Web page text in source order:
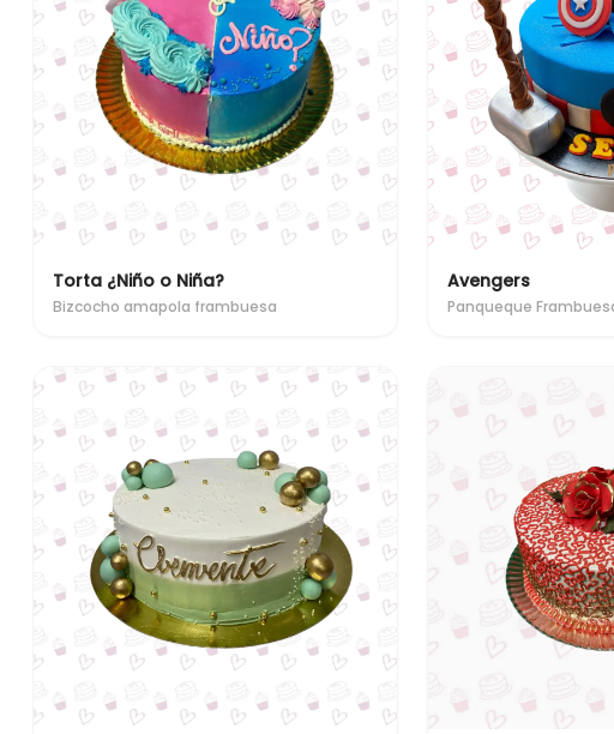
Torta ¿Niño o Niña?
Bizcocho amapola frambuesa
Avengers
Panqueque